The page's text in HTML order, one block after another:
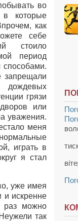
во
в которые
как
себе
стоило
период
способами.
запрещали
грязи
или
уважения.
меня
нормальные
играть в
я стал
уже имея
и искренне
раз можно
так